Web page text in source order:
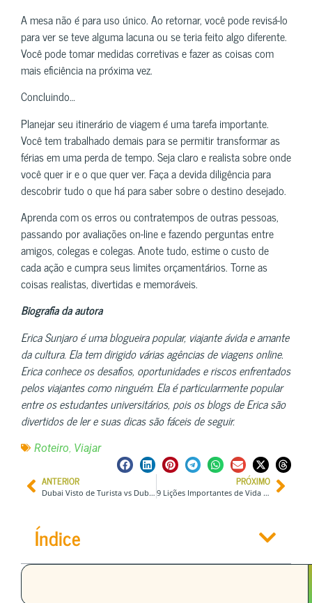
A mesa não é para uso único. Ao retornar, você pode revisá-lo
para ver se teve alguma lacuna ou se teria feito algo diferente.
Você pode tomar medidas corretivas e fazer as coisas com
mais eficiência na próxima vez.
Concluindo…
Planejar seu itinerário de viagem é uma tarefa importante.
Você tem trabalhado demais para se permitir transformar as
férias em uma perda de tempo. Seja claro e realista sobre onde
você quer ir e o que quer ver. Faça a devida diligência para
descobrir tudo o que há para saber sobre o destino desejado.
Aprenda com os erros ou contratempos de outras pessoas,
passando por avaliações on-line e fazendo perguntas entre
amigos, colegas e colegas. Anote tudo, estime o custo de
cada ação e cumpra seus limites orçamentários. Torne as
coisas realistas, divertidas e memoráveis.
Biografia da autora
Erica Sunjaro é uma blogueira popular, viajante ávida e amante
da cultura. Ela tem dirigido várias agências de viagens online.
Erica conhece os desafios, oportunidades e riscos enfrentados
pelos viajantes como ninguém. Ela é particularmente popular
entre os estudantes universitários, pois os blogs de Erica são
divertidos de ler e suas dicas são fáceis de seguir.
Roteiro, Viajar
ANTERIOR
Dubai Visto de Turista vs Dubai Visto Na Chegada – Qual é a diferença?
PRÓXIMO
9 Lições Importantes de Vida que Você Aprende ao Viajar para o Exterior
Índice